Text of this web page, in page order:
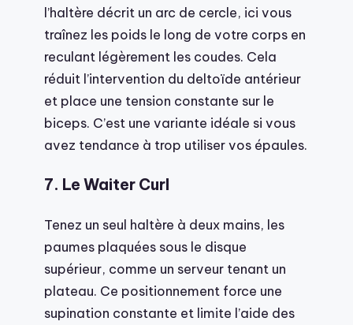
l’haltère décrit un arc de cercle, ici vous
traînez les poids le long de votre corps en
reculant légèrement les coudes. Cela
réduit l’intervention du deltoïde antérieur
et place une tension constante sur le
biceps. C’est une variante idéale si vous
avez tendance à trop utiliser vos épaules.
7. Le Waiter Curl
Tenez un seul haltère à deux mains, les
paumes plaquées sous le disque
supérieur, comme un serveur tenant un
plateau. Ce positionnement force une
supination constante et limite l’aide des